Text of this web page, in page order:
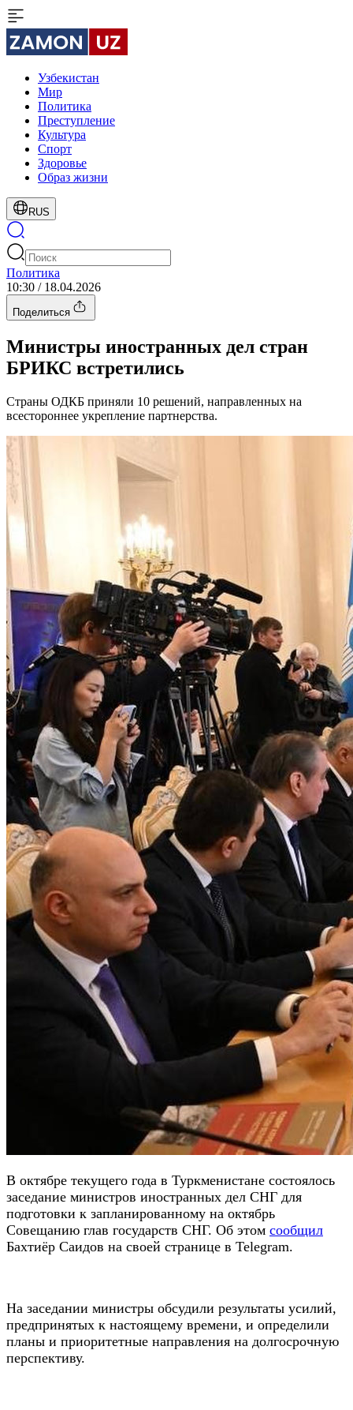
Узбекистан
Мир
Политика
Преступление
Культура
Спорт
Здоровье
Образ жизни
RUS
Политика
10:30 / 18.04.2026
Поделиться
Министры иностранных дел стран
БРИКС встретились
Страны ОДКБ приняли 10 решений, направленных на
всестороннее укрепление партнерства.
В октябре текущего года в Туркменистане состоялось
заседание министров иностранных дел СНГ для
подготовки к запланированному на октябрь
Совещанию глав государств СНГ. Об этом сообщил
Бахтиёр Саидов на своей странице в Telegram.
На заседании министры обсудили результаты усилий,
предпринятых к настоящему времени, и определили
планы и приоритетные направления на долгосрочную
перспективу.